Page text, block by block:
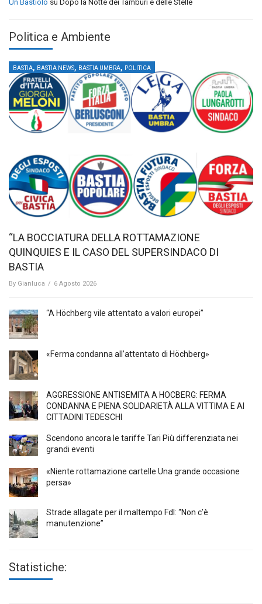
Un Bastiolo su Dopo la Notte dei Tamburi e delle Stelle
Politica e Ambiente
BASTIA, BASTIA NEWS, BASTIA UMBRA, POLITICA
“LA BOCCIATURA DELLA ROTTAMAZIONE
QUINQUIES E IL CASO DEL SUPERSINDACO DI
BASTIA
By Gianluca / 6 Agosto 2026
“A Höchberg vile attentato a valori europei”
«Ferma condanna all’attentato di Höchberg»
AGGRESSIONE ANTISEMITA A HÖCBERG: FERMA
CONDANNA E PIENA SOLIDARIETÀ ALLA VITTIMA E AI
CITTADINI TEDESCHI
Scendono ancora le tariffe Tari Più differenziata nei
grandi eventi
«Niente rottamazione cartelle Una grande occasione
persa»
Strade allagate per il maltempo FdI: “Non c’è
manutenzione”
Statistiche: